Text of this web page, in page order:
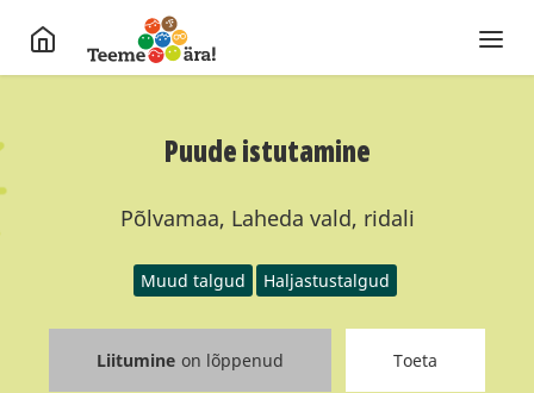
Puude istutamine
Põlvamaa, Laheda vald, ridali
Muud talgud Haljastustalgud
Liitumine on lõppenud Toeta